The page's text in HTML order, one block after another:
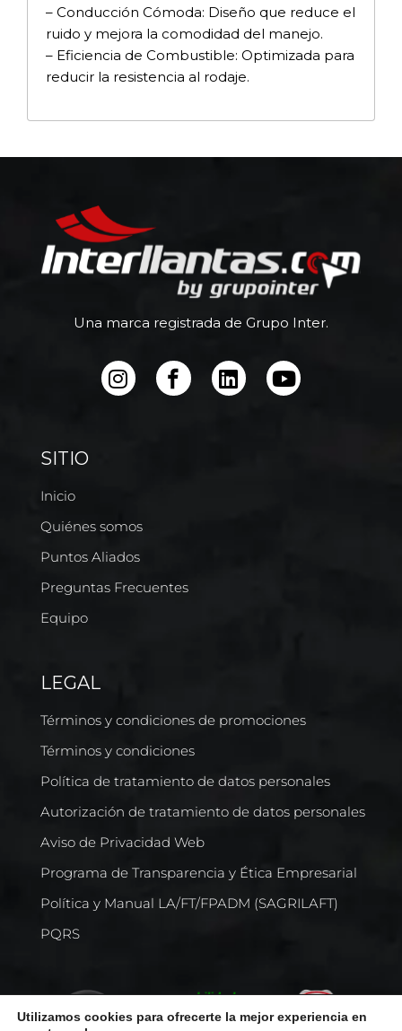
– Conducción Cómoda: Diseño que reduce el
ruido y mejora la comodidad del manejo.
– Eficiencia de Combustible: Optimizada para
reducir la resistencia al rodaje.
Una marca registrada de Grupo Inter.
SITIO
Inicio
Quiénes somos
Puntos Aliados
Preguntas Frecuentes
Equipo
LEGAL
Términos y condiciones de promociones
Términos y condiciones
Política de tratamiento de datos personales
Autorización de tratamiento de datos personales
Aviso de Privacidad Web
Programa de Transparencia y Ética Empresarial
Política y Manual LA/FT/FPADM (SAGRILAFT)
PQRS
Utilizamos cookies para ofrecerte la mejor experiencia en